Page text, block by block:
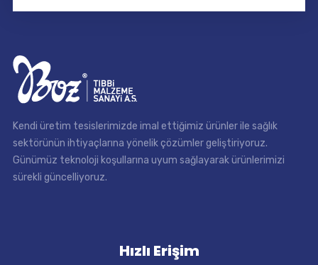
Kendi üretim tesislerimizde imal ettiğimiz ürünler ile sağlık
sektörünün ihtiyaçlarına yönelik çözümler geliştiriyoruz.
Günümüz teknoloji koşullarına uyum sağlayarak ürünlerimizi
sürekli güncelliyoruz.
Hızlı Erişim